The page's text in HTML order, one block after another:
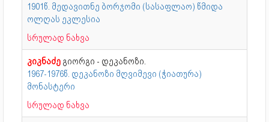
1901წ. მედავითნე ბორჯომი (სასაფლაო) წმიდა
ოლღას ეკლესია
სრულად ნახვა
კიკნაძე გიორგი - დეკანოზი.
1967-1976წ. დეკანოზი მღვიმევი (ჭიათურა)
მონასტერი
სრულად ნახვა